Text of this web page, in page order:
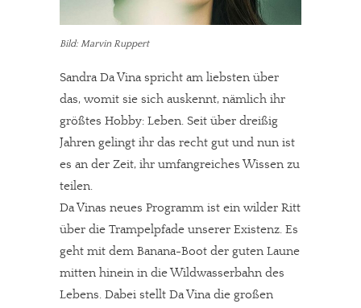
Bild: Marvin Ruppert
Sandra Da Vina spricht am liebsten über
das, womit sie sich auskennt, nämlich ihr
größtes Hobby: Leben. Seit über dreißig
Jahren gelingt ihr das recht gut und nun ist
es an der Zeit, ihr umfangreiches Wissen zu
teilen.
Da Vinas neues Programm ist ein wilder Ritt
über die Trampelpfade unserer Existenz. Es
geht mit dem Banana-Boot der guten Laune
mitten hinein in die Wildwasserbahn des
Lebens. Dabei stellt Da Vina die großen